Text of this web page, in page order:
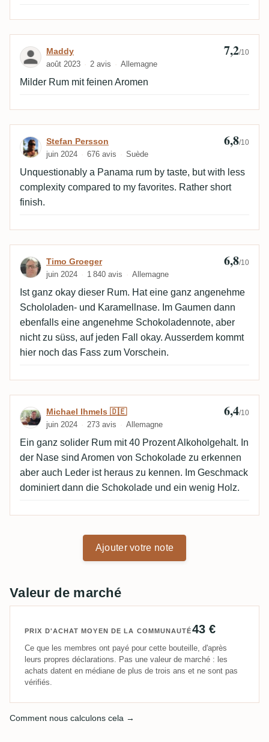
Avis de Maddy
Maddy
août 2023 2 avis Allemagne
7,2/10
Milder Rum mit feinen Aromen
Avis de Stefan Persson
Stefan Persson
juin 2024 676 avis Suède
6,8/10
Unquestionably a Panama rum by taste, but with less
complexity compared to my favorites. Rather short
finish.
Avis de Timo Groeger
Timo Groeger
juin 2024 1 840 avis Allemagne
6,8/10
Ist ganz okay dieser Rum. Hat eine ganz angenehme
Schololaden- und Karamellnase. Im Gaumen dann
ebenfalls eine angenehme Schokoladennote, aber
nicht zu süss, auf jeden Fall okay. Ausserdem kommt
hier noch das Fass zum Vorschein.
Avis de Michael Ihmels 🇩🇪
Michael Ihmels 🇩🇪
juin 2024 273 avis Allemagne
6,4/10
Ein ganz solider Rum mit 40 Prozent Alkoholgehalt. In
der Nase sind Aromen von Schokolade zu erkennen
aber auch Leder ist heraus zu kennen. Im Geschmack
dominiert dann die Schokolade und ein wenig Holz.
Ajouter votre note
Valeur de marché
PRIX D'ACHAT MOYEN DE LA COMMUNAUTÉ43 €
Ce que les membres ont payé pour cette bouteille, d'après
leurs propres déclarations. Pas une valeur de marché : les
achats datent en médiane de plus de trois ans et ne sont pas
vérifiés.
Comment nous calculons cela →